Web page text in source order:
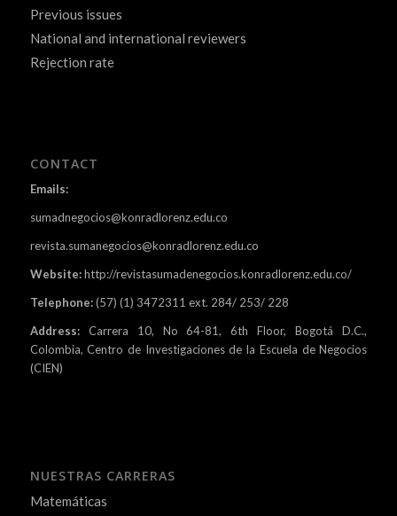
Previous issues
National and international reviewers
Rejection rate
CONTACT
Emails:
sumadnegocios@konradlorenz.edu.co
revista.sumanegocios@konradlorenz.edu.co
Website: http://revistasumadenegocios.konradlorenz.edu.co/
Telephone:(57) (1) 3472311 ext. 284/ 253/ 228
Address:Carrera 10, No 64-81, 6th Floor, Bogotá D.C.,
Colombia, Centro de Investigaciones de la Escuela de Negocios
(CIEN)
NUESTRAS CARRERAS
Matemáticas